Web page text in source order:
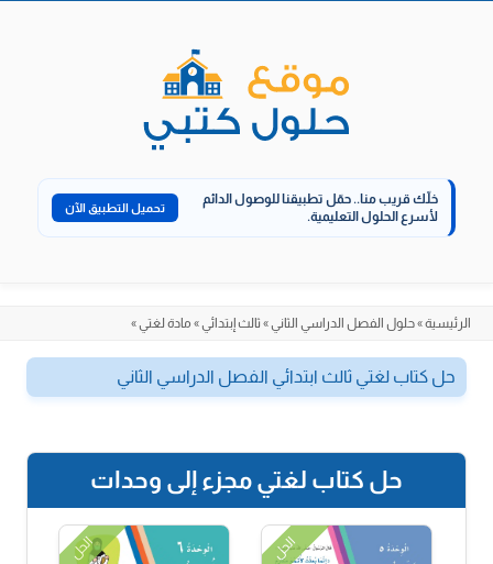
خلّك قريب منا.. حمّل تطبيقنا للوصول الدائم
لأسرع الحلول التعليمية.
تحميل التطبيق الآن
الرئيسية»حلول الفصل الدراسي الثاني» ثالث إبتدائي» مادة لغتي»
حل كتاب لغتي ثالث ابتدائي الفصل الدراسي الثاني
حل كتاب لغتي مجزء إلى وحدات
الحل الحل